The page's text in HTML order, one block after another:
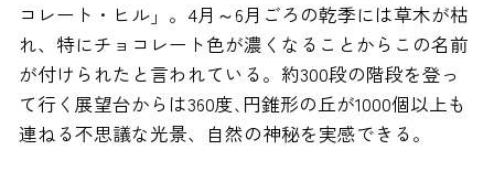
コレート・ヒル」。4月～6月ごろの乾季には草木が枯
れ、特にチョコレート色が濃くなることからこの名前
が付けられたと言われている。約300段の階段を登っ
て行く展望台からは360度､円錐形の丘が1000個以上も
連ねる不思議な光景、自然の神秘を実感できる。